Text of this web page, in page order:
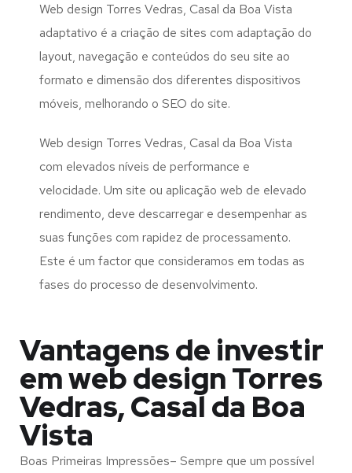
Web design Torres Vedras, Casal da Boa Vista
adaptativo é a criação de sites com adaptação do
layout, navegação e conteúdos do seu site ao
formato e dimensão dos diferentes dispositivos
móveis, melhorando o SEO do site.
Web design Torres Vedras, Casal da Boa Vista
com elevados níveis de performance e
velocidade. Um site ou aplicação web de elevado
rendimento, deve descarregar e desempenhar as
suas funções com rapidez de processamento.
Este é um factor que consideramos em todas as
fases do processo de desenvolvimento.
Vantagens de investir
em web design Torres
Vedras, Casal da Boa
Vista
Boas Primeiras Impressões– Sempre que um possível